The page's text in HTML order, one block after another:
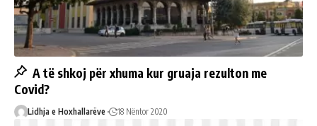
A të shkoj për xhuma kur gruaja rezulton me
Covid?
Lidhja e Hoxhallarëve 18 Nëntor 2020